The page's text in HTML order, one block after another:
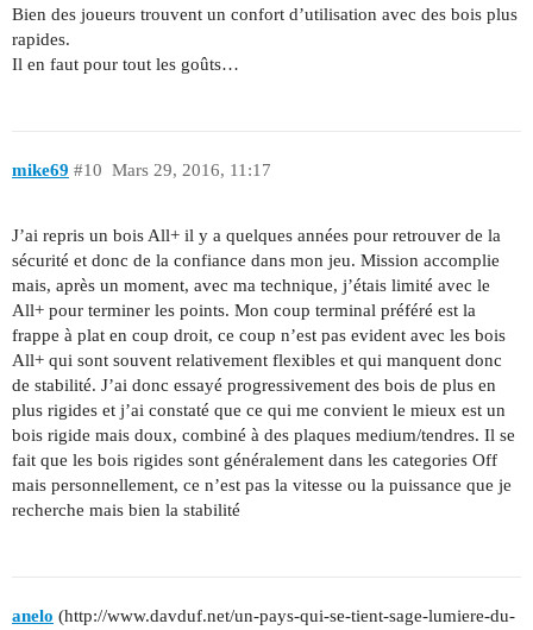
Bien des joueurs trouvent un confort d’utilisation avec des bois plus
rapides.
Il en faut pour tout les goûts…
mike69 Mars 29, 2016, 11:17
#10
J’ai repris un bois All+ il y a quelques années pour retrouver de la
sécurité et donc de la confiance dans mon jeu. Mission accomplie
mais, après un moment, avec ma technique, j’étais limité avec le
All+ pour terminer les points. Mon coup terminal préféré est la
frappe à plat en coup droit, ce coup n’est pas evident avec les bois
All+ qui sont souvent relativement flexibles et qui manquent donc
de stabilité. J’ai donc essayé progressivement des bois de plus en
plus rigides et j’ai constaté que ce qui me convient le mieux est un
bois rigide mais doux, combiné à des plaques medium/tendres. Il se
fait que les bois rigides sont généralement dans les categories Off
mais personnellement, ce n’est pas la vitesse ou la puissance que je
recherche mais bien la stabilité
anelo (http://www.davduf.net/un-pays-qui-se-tient-sage-lumiere-du-